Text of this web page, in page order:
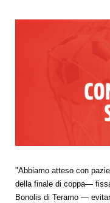
"Abbiamo atteso con
della finale di coppa—
Bonolis di Teramo —